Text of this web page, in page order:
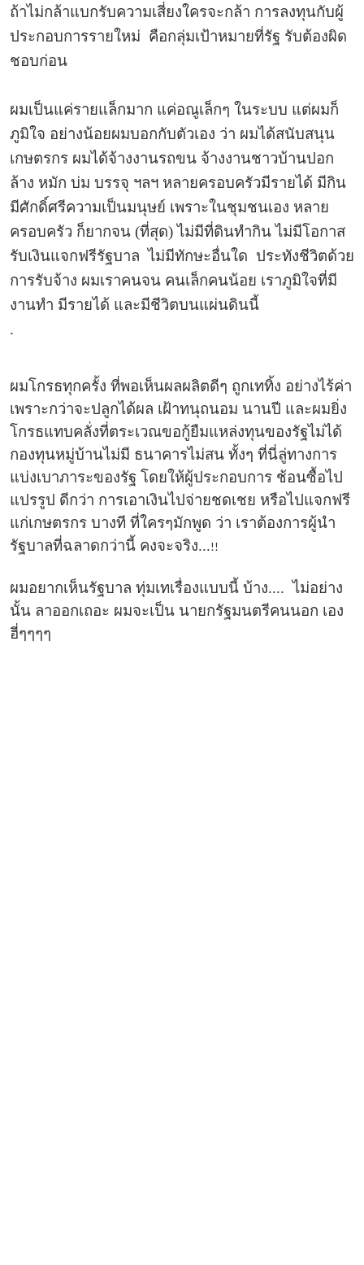
ถ้าไม่กล้าแบกรับความเสี่ยงใครจะกล้า การลงทุนกับผู้
ประกอบการรายใหม่ คือกลุ่มเป้าหมายที่รัฐ รับต้องผิด
ชอบก่อน
ผมเป็นแค่รายแล็กมาก แค่อณูเล็กๆ ในระบบ แต่ผมก็
ภูมิใจ อย่างน้อยผมบอกกับตัวเอง ว่า ผมได้สนับสนุน
เกษตรกร ผมได้จ้างงานรถขน จ้างงานชาวบ้านปอก
ล้าง หมัก บ่ม บรรจุ ฯลฯ หลายครอบครัวมีรายได้ มีกิน
มีศักดิ์ศรีความเป็นมนุษย์ เพราะในชุมชนเอง หลาย
ครอบครัว ก็ยากจน (ที่สุด) ไม่มีที่ดินทำกิน ไม่มีโอกาส
รับเงินแจกฟรีรัฐบาล ไม่มีทักษะอื่นใด ประทังชีวิตด้วย
การรับจ้าง ผมเราคนจน คนเล็กคนน้อย เราภูมิใจที่มี
งานทำ มีรายได้ และมีชีวิตบนแผ่นดินนี้
.
ผมโกรธทุกครั้ง ที่พอเห็นผลผลิตดีๆ ถูกเททิ้ง อย่างไร้ค่า
เพราะกว่าจะปลูกได้ผล เฝ้าทนุถนอม นานปี และผมยิ่ง
โกรธแทบคลั่งที่ตระเวณขอกู้ยืมแหล่งทุนของรัฐไม่ได้
กองทุนหมู่บ้านไม่มี ธนาคารไม่สน ทั้งๆ ที่นี่ลู่ทางการ
แบ่งเบาภาระของรัฐ โดยให้ผู้ประกอบการ ช้อนซื้อไป
แปรรูป ดีกว่า การเอาเงินไปจ่ายชดเชย หรือไปแจกฟรี
แก่เกษตรกร บางที ที่ใครๆมักพูด ว่า เราต้องการผู้นำ
รัฐบาลที่ฉลาดกว่านี้ คงจะจริง...!!
ผมอยากเห็นรัฐบาล ทุ่มเทเรื่องแบบนี้ บ้าง.... ไม่อย่าง
นั้น ลาออกเถอะ ผมจะเป็น นายกรัฐมนตรีคนนอก เอง
ฮี่ๆๆๆๆ